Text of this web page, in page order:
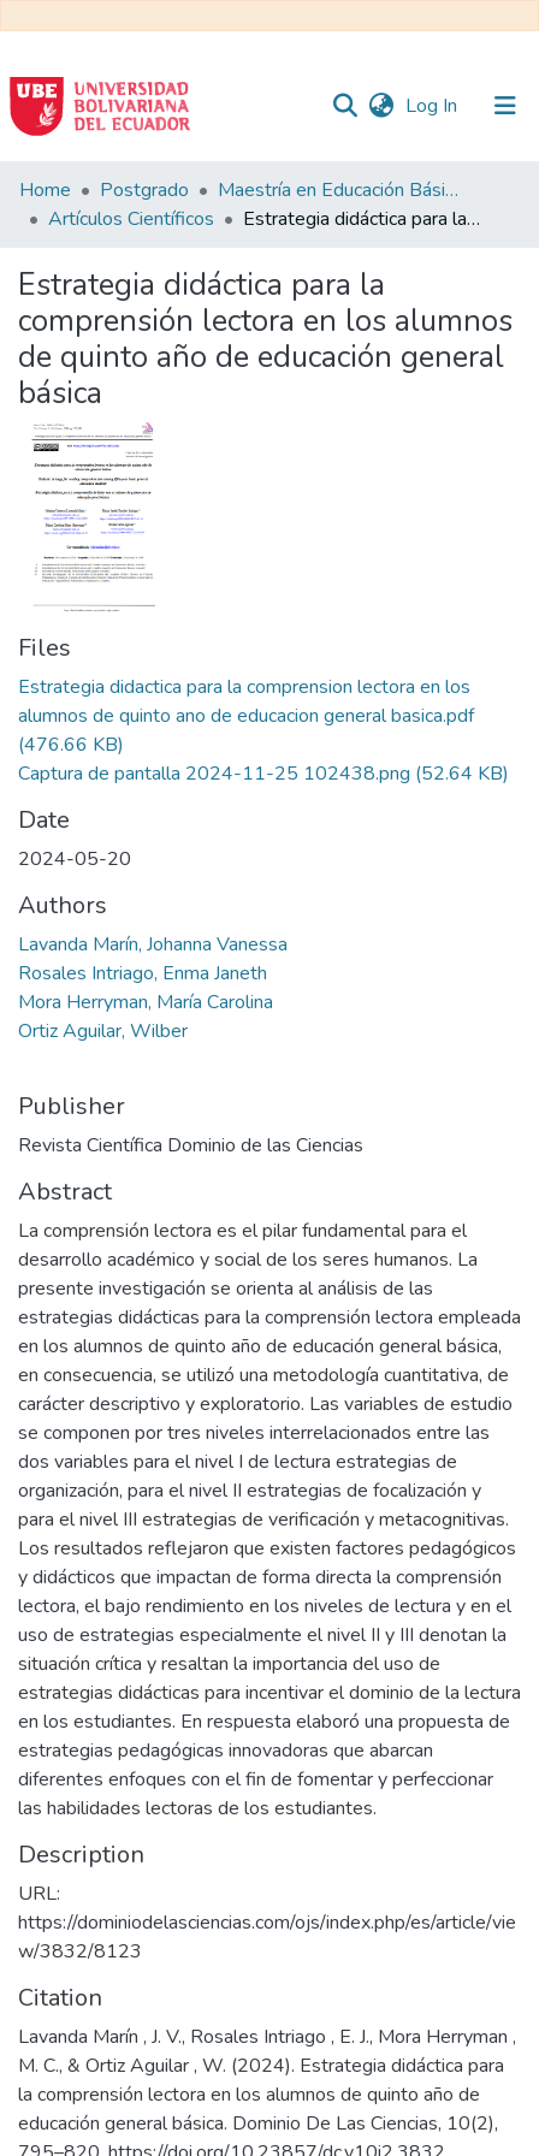
Log In (current)
Communities
&
All of DSpace
Statistics
Home Postgrado
Maestría en Educación Básica
Artículos Científicos
Estrategia didáctica para la comprensión lectora en los alumnos de quinto año de educación general básica
Estrategia didáctica para la
comprensión lectora en los alumnos
de quinto año de educación general
básica
Files
Estrategia didactica para la comprension lectora en los
alumnos de quinto ano de educacion general basica.pdf
(476.66 KB)
Captura de pantalla 2024-11-25 102438.png (52.64 KB)
Date
2024-05-20
Authors
Lavanda Marín, Johanna Vanessa
Rosales Intriago, Enma Janeth
Mora Herryman, María Carolina
Ortiz Aguilar, Wilber
Publisher
Revista Científica Dominio de las Ciencias
Abstract
La comprensión lectora es el pilar fundamental para el
desarrollo académico y social de los seres humanos. La
presente investigación se orienta al análisis de las
estrategias didácticas para la comprensión lectora empleada
en los alumnos de quinto año de educación general básica,
en consecuencia, se utilizó una metodología cuantitativa, de
carácter descriptivo y exploratorio. Las variables de estudio
se componen por tres niveles interrelacionados entre las
dos variables para el nivel I de lectura estrategias de
organización, para el nivel II estrategias de focalización y
para el nivel III estrategias de verificación y metacognitivas.
Los resultados reflejaron que existen factores pedagógicos
y didácticos que impactan de forma directa la comprensión
lectora, el bajo rendimiento en los niveles de lectura y en el
uso de estrategias especialmente el nivel II y III denotan la
situación crítica y resaltan la importancia del uso de
estrategias didácticas para incentivar el dominio de la lectura
en los estudiantes. En respuesta elaboró una propuesta de
estrategias pedagógicas innovadoras que abarcan
diferentes enfoques con el fin de fomentar y perfeccionar
las habilidades lectoras de los estudiantes.
Description
URL:
https://dominiodelasciencias.com/ojs/index.php/es/article/vie
w/3832/8123
Citation
Lavanda Marín , J. V., Rosales Intriago , E. J., Mora Herryman ,
M. C., & Ortiz Aguilar , W. (2024). Estrategia didáctica para
la comprensión lectora en los alumnos de quinto año de
educación general básica. Dominio De Las Ciencias, 10(2),